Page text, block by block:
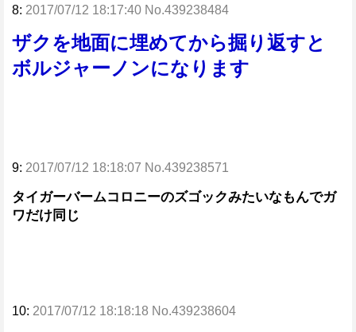
8: 2017/07/12 18:17:40 No.439238484
ザクを地面に埋めてから掘り返すと
ボルジャーノンになります
9: 2017/07/12 18:18:07 No.439238571
タイガーバームコロニーのズゴックみたいなもんでガ
ワだけ同じ
10: 2017/07/12 18:18:18 No.439238604